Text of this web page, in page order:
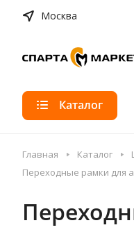
Москва
Каталог
Главная Каталог
Переходные рамки для